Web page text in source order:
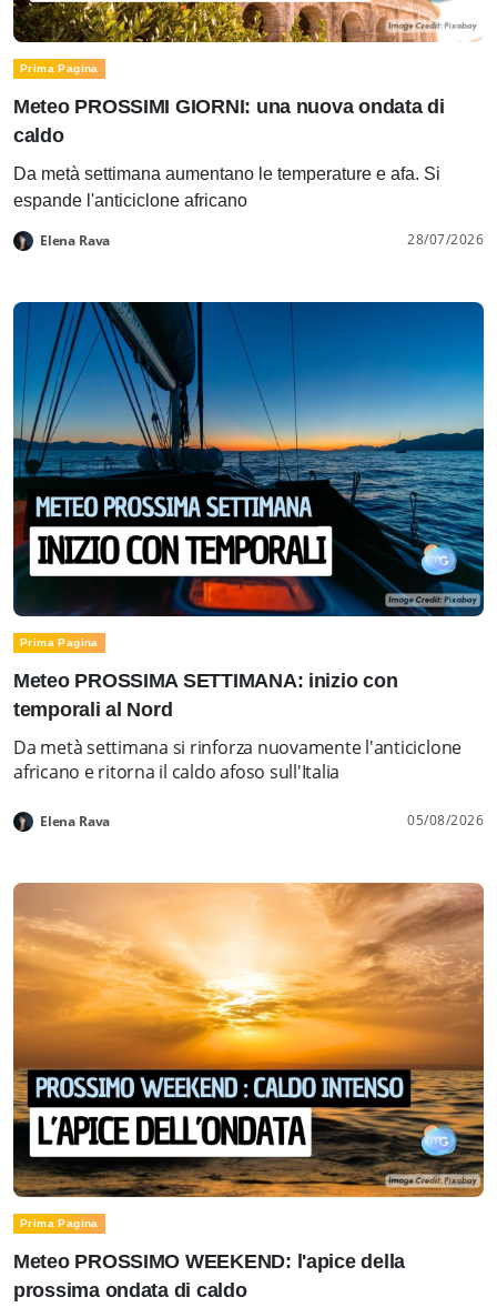
Prima Pagina
Meteo PROSSIMI GIORNI: una nuova ondata di
caldo
Da metà settimana aumentano le temperature e afa. Si
espande l'anticiclone africano
Elena Rava 28/07/2026
Prima Pagina
Meteo PROSSIMA SETTIMANA: inizio con
temporali al Nord
Da metà settimana si rinforza nuovamente l'anticiclone
africano e ritorna il caldo afoso sull'Italia
Elena Rava 05/08/2026
Prima Pagina
Meteo PROSSIMO WEEKEND: l'apice della
prossima ondata di caldo